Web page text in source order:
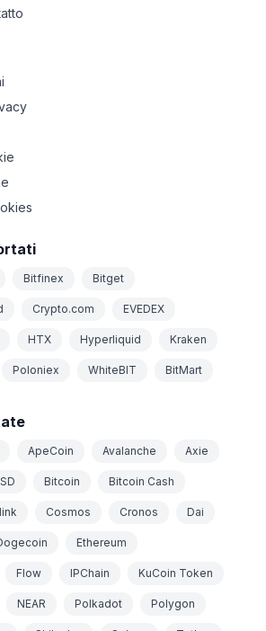
Bitfinex Bitget
Crypto.com EVEDEX
HTX Hyperliquid Kraken
Poloniex WhiteBIT BitMart
ApeCoin Avalanche Axie
Bitcoin Bitcoin Cash
Cosmos Cronos Dai
Ethereum
Flow IPChain KuCoin Token
NEAR Polkadot Polygon